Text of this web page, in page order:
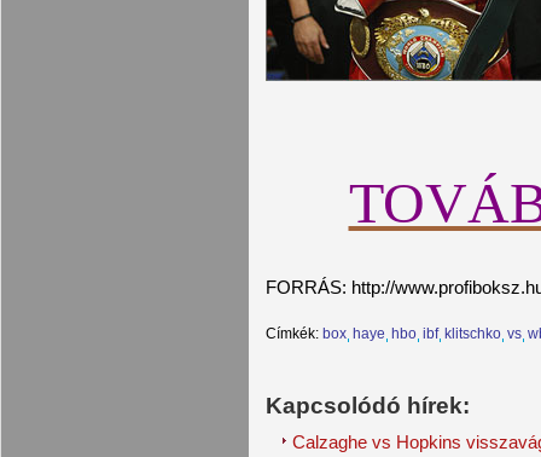
FORRÁS: http://
Címkék: box haye hbo ibf klitschko vs
Kapcsolódó hírek:
Calzaghe vs Hopkins